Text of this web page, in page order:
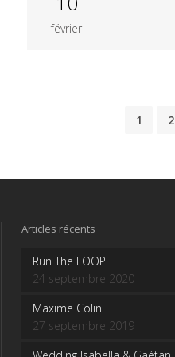
février
1 2
Articles récents
Run The LOOP
24 septembre 2020
Maxime Colin
27 septembre 2019